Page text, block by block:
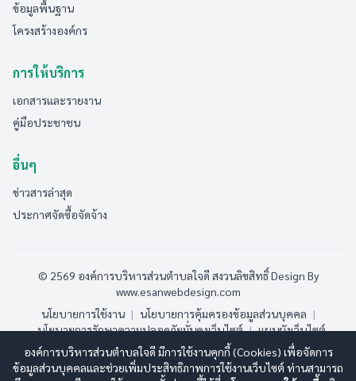
ข้อมูลพื้นฐาน
โครงสร้างองค์กร
การให้บริการ
เอกสารและรายงาน
คู่มือประชาชน
อื่นๆ
ข่าวสารล่าสุด
ประกาศจัดซื้อจัดจ้าง
© 2569 องค์การบริหารส่วนตำบลใจดี สงวนลิขสิทธิ์Design By
www.esanwebdesign.com
นโยบายการใช้งาน | นโยบายการคุ้มครองข้อมูลส่วนบุคคล |
นโยบายการรักษาความปลอดภัยมั่นคงเว็บไซต์ | แผนผังเว็บไซต์
ออนไลน์:3 ทั้งหมด:218 (ดูสถิติทั้งหมด)
องค์การบริหารส่วนตำบลใจดี มีการใช้งานคุกกี้ (Cookies) เพื่อจัดการ
ข้อมูลส่วนบุคคลและช่วยเพิ่มประสิทธิภาพการใช้งานเว็บไซต์ ท่านสามารถ